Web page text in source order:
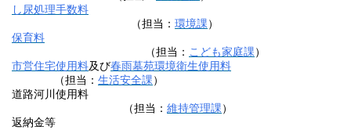
し尿処理手数料
（担当： 環境課）
保育料
（担当： こども家庭課）
市営住宅使用料及び春雨墓苑環境衛生使用料
（担当： 生活安全課）
道路河川使用料
（担当： 維持管理課）
返納金等